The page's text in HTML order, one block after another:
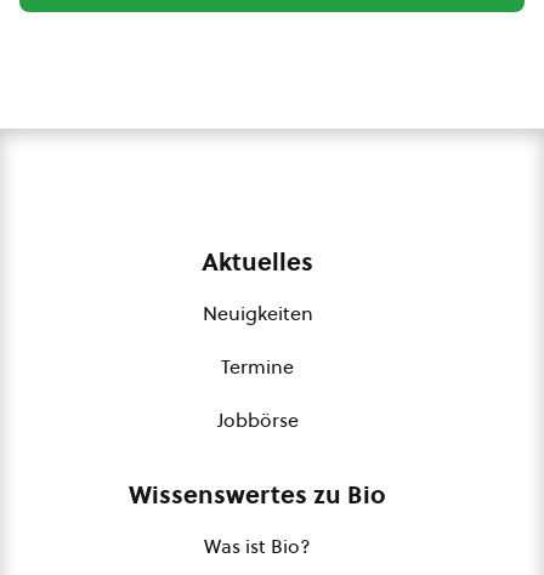
Aktuelles
Neuigkeiten
Termine
Jobbörse
Wissenswertes zu Bio
Was ist Bio?